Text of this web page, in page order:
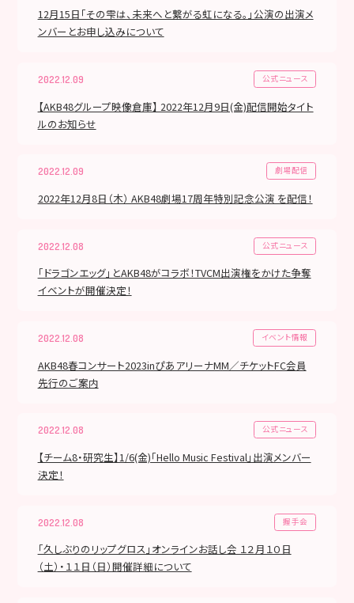
12月15日「その雫は、未来へと繋がる虹になる。」公演の出演メ
ンバーとお申し込みについて
2022.12.09 公式ニュース
【AKB48グループ映像倉庫】 2022年12月9日(金)配信開始タイト
ルのお知らせ
2022.12.09 劇場配信
2022年12月8日（木） AKB48劇場17周年特別記念公演 を配信！
2022.12.08 公式ニュース
「ドラゴンエッグ」とAKB48がコラボ！TVCM出演権をかけた争奪
イベントが開催決定！
2022.12.08 イベント情報
AKB48春コンサート2023inぴあアリーナMM／チケットFC会員
先行のご案内
2022.12.08 公式ニュース
【チーム8・研究生】1/6(金)「Hello Music Festival」出演メンバー
決定！
2022.12.08 握手会
「久しぶりのリップグロス」オンラインお話し会 １２月１０日
（土）・１１日（日）開催詳細について